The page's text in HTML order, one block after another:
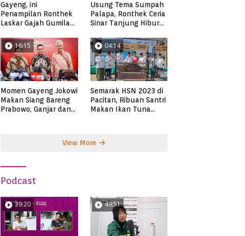
Gayeng, ini
Penampilan Ronthek
Laskar Gajah Gumilap
Usung Tema Sumpah
Palapa, Ronthek Ceria
Sinar Tanjung Hibur
FRP 2023
16:15
Momen Gayeng Jokowi
Makan Siang Bareng
Prabowo, Ganjar dan
04:14
Semarak HSN 2023 di
Pacitan, Ribuan Santri
Makan Ikan Tuna
View More
Podcast
39:20 49:51